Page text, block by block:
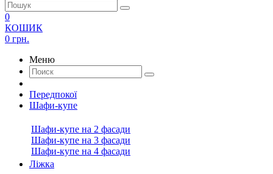
0
КОШИК
0 грн.
Меню
Передпокої
Шафи-купе
Шафи-купе на 2 фасади
Шафи-купе на 3 фасади
Шафи-купе на 4 фасади
Ліжка